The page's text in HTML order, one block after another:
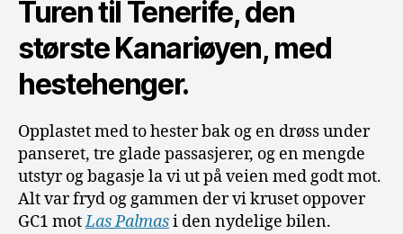
Turen til Tenerife, den
største Kanariøyen, med
hestehenger.
Opplastet med to hester bak og en drøss under
panseret, tre glade passasjerer, og en mengde
utstyr og bagasje la vi ut på veien med godt mot.
Alt var fryd og gammen der vi kruset oppover
GC1 motLas Palmasi den nydelige bilen.